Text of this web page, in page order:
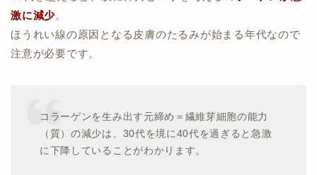
激に減少。
ほうれい線の原因となる皮膚のたるみが始まる年代なので
注意が必要です。
コラーゲンを生み出す元締め＝繊維芽細胞の能力
（質）の減少は、30代を境に40代を過ぎると急激
に下降していることがわかります。